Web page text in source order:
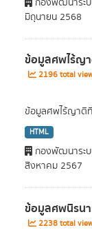
กองพัฒนาระ
มิถุนายน 2568
ข้อมูลศพไร้ญา
2196 total
ข้อมูลศพไร้ญาติที่
HTML
กองพัฒนาระ
สิงหาคม 2567
ข้อมูลศพนิรนา
2238 total